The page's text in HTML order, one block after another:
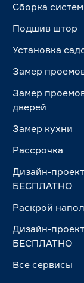
Сборка
Подшив штор
Установка
Замер
Замер
дверей
Замер кухни
Рассрочка
Дизайн-
БЕСПЛАТНО
Раскрой
Дизайн-
БЕСПЛАТНО
Все сервисы